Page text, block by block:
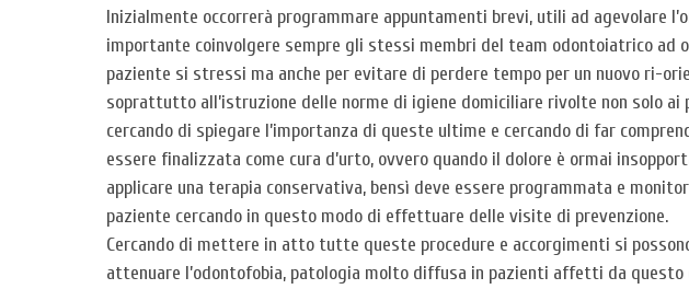
Inizialmente occorrerà programmare appuntamenti brevi, utili ad agevolare
importante coinvolgere sempre gli stessi membri del team odontoiatrico ad
paziente si stressi ma anche per evitare di perdere tempo per un nuovo ri-
soprattutto all’istruzione delle norme di igiene domiciliare rivolte non solo ai
cercando di spiegare l’importanza di queste ultime e cercando di far
essere finalizzata come cura d’urto, ovvero quando il dolore è ormai
applicare una terapia conservativa, bensì deve essere programmata e
paziente cercando in questo modo di effettuare delle visite di prevenzione.
Cercando di mettere in atto tutte queste procedure e accorgimenti si
attenuare l’odontofobia, patologia molto diffusa in pazienti affetti da questo